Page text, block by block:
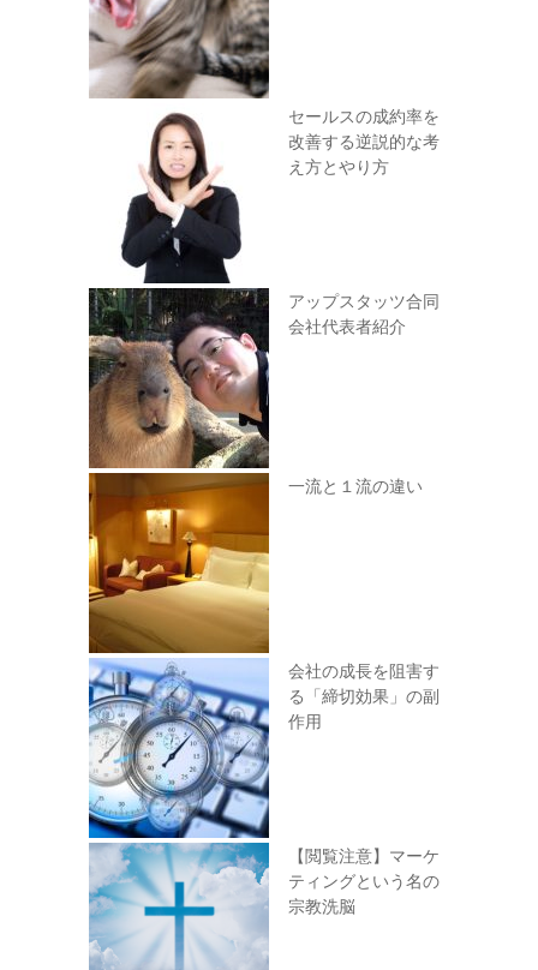
セールスの成約率を
改善する逆説的な考
え方とやり方
アップスタッツ合同
会社代表者紹介
一流と１流の違い
会社の成長を阻害す
る「締切効果」の副
作用
【閲覧注意】マーケ
ティングという名の
宗教洗脳